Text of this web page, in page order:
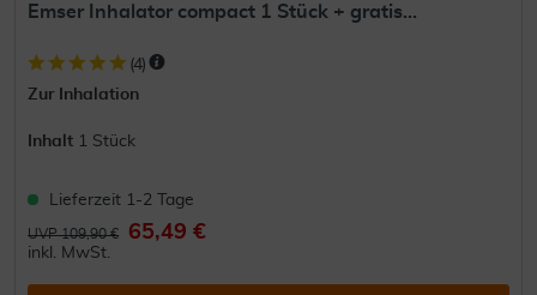
Emser Inhalator compact 1 Stück + gratis...
(4)
Zur Inhalation
Inhalt 1 Stück
Lieferzeit 1-2 Tage
UVP 109,90 € 65,49 €
inkl. MwSt.